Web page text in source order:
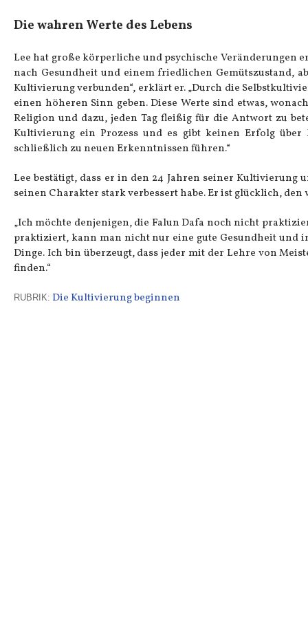
Die wahren Werte des Lebens
Lee hat große körperliche und psychische Veränderungen
nach Gesundheit und einem friedlichen Gemütszustand,
Kultivierung verbunden“, erklärt er. „Durch die
einen höheren Sinn geben. Diese Werte sind etwas,
Religion und dazu, jeden Tag fleißig für die Antwort zu
Kultivierung ein Prozess und es gibt keinen Erfolg über
schließlich zu neuen Erkenntnissen führen.“
Lee bestätigt, dass er in den 24 Jahren seiner
seinen Charakter stark verbessert habe. Er ist glücklich,
„Ich möchte denjenigen, die Falun Dafa noch nicht
praktiziert, kann man nicht nur eine gute Gesundheit und
Dinge. Ich bin überzeugt, dass jeder mit der Lehre von
finden.“
RUBRIK: Die Kultivierung beginnen